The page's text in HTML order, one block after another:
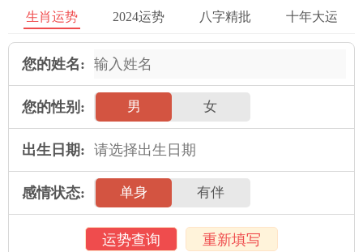
节，相信会找到最匹配的那个人。
属鼠人2025年全年运势详解 属牛人2025年全年运势详解
属虎人2025年全年运势详解 属兔人2025年全年运势详解
属龙人2025年全年运势详解 属蛇人2025年全年运势详解
属马人2025年全年运势详解 属羊人2025年全年运势详解
属猴人2025年全年运势详解 属鸡人2025年全年运势详解
生肖运势 2024运势 八字精批 十年大运
您的姓名:
您的性别: 男 女
出生日期:
感情状态: 单身 有伴
运势查询 重新填写